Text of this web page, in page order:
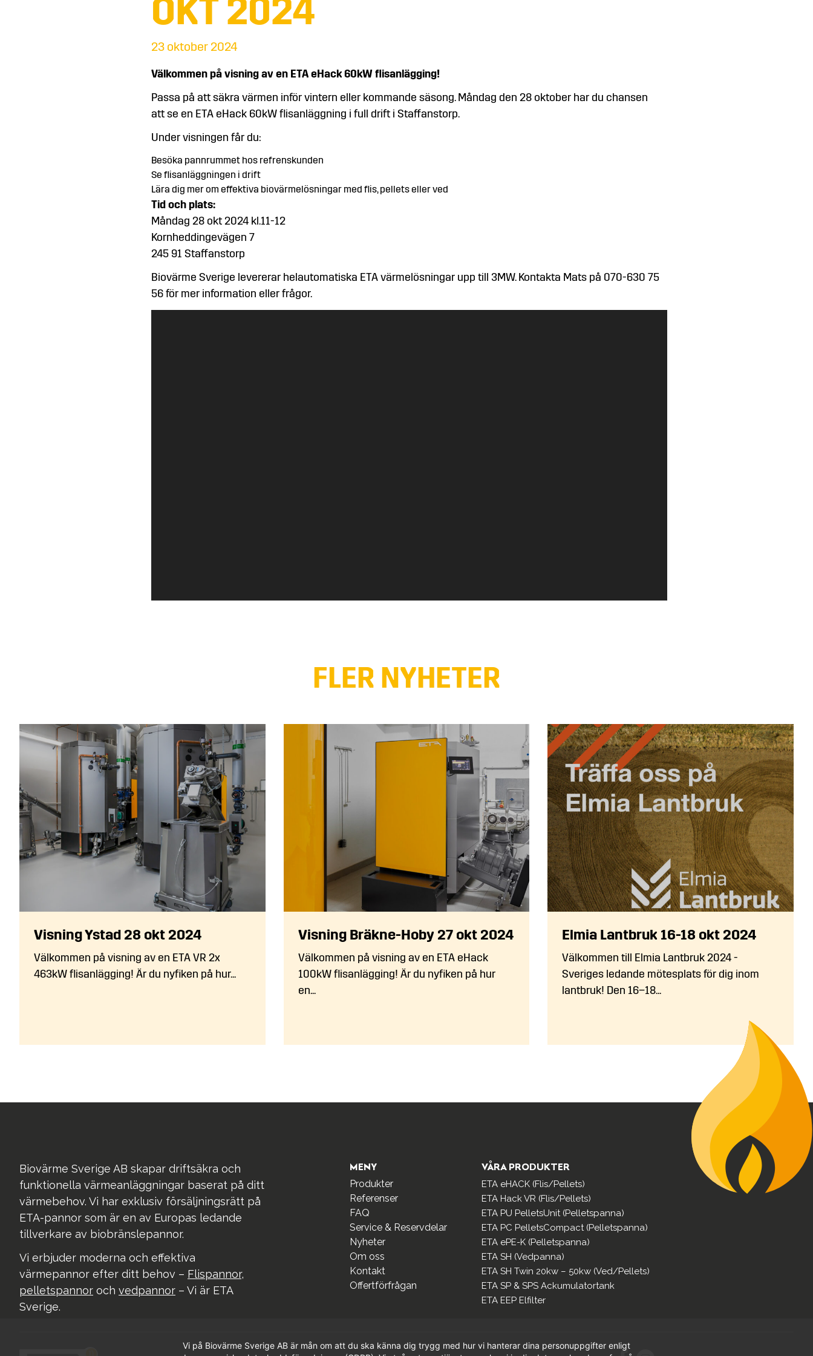
OKT 2024
23 oktober 2024
Välkommen på visning av en ETA eHack 60kW flisanlägging!
Passa på att säkra värmen inför vintern eller kommande säsong. Måndag den 28 oktober har du chansen
att se en ETA eHack 60kW flisanläggning i full drift i Staffanstorp.
Under visningen får du:
Besöka pannrummet hos refrenskunden
Se flisanläggningen i drift
Lära dig mer om effektiva biovärmelösningar med flis, pellets eller ved
Tid och plats:
Måndag 28 okt 2024 kl.11-12
Kornheddingevägen 7
245 91 Staffanstorp
Biovärme Sverige levererar helautomatiska ETA värmelösningar upp till 3MW. Kontakta Mats på 070-630 75
56 för mer information eller frågor.
FLER NYHETER
Visning Ystad 28 okt 2024
Välkommen på visning av en ETA VR 2x
463kW flisanlägging! Är du nyfiken på hur...
Visning Bräkne-Hoby 27 okt 2024
Välkommen på visning av en ETA eHack
100kW flisanlägging! Är du nyfiken på hur
en...
Elmia Lantbruk 16-18 okt 2024
Välkommen till Elmia Lantbruk 2024 -
Sveriges ledande mötesplats för dig inom
lantbruk! Den 16–18...
Biovärme Sverige AB skapar driftsäkra och
funktionella värmeanläggningar baserat på ditt
värmebehov. Vi har exklusiv försäljningsrätt på
ETA-pannor som är en av Europas ledande
tillverkare av biobränslepannor.
Vi erbjuder moderna och effektiva
värmepannor efter ditt behov – Flispannor,
pelletspannor och vedpannor – Vi är ETA
Sverige.
MENY
Produkter
Referenser
FAQ
Service & Reservdelar
Nyheter
Om oss
Kontakt
Offertförfrågan
VÅRA PRODUKTER
ETA eHACK (Flis/Pellets)
ETA Hack VR (Flis/Pellets)
ETA PU PelletsUnit (Pelletspanna)
ETA PC PelletsCompact (Pelletspanna)
ETA ePE-K (Pelletspanna)
ETA SH (Vedpanna)
ETA SH Twin 20kw – 50kw (Ved/Pellets)
ETA SP & SPS Ackumulatortank
ETA EEP Elfilter
Vi på Biovärme Sverige AB är mån om att du ska känna dig trygg med hur vi hanterar dina personuppgifter enligt